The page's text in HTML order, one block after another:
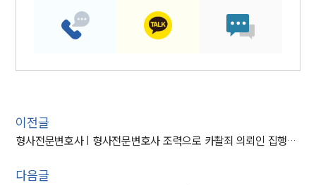
이전글
형사전문변호사 | 형사전문변호사 조력으로 카촬죄 의뢰인 집행유예 끌어내
다음글